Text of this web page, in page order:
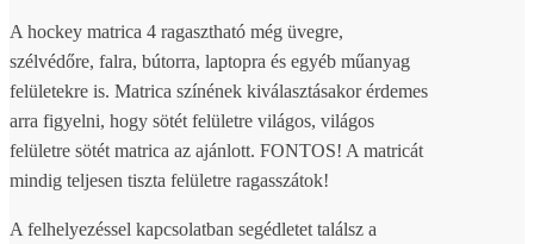
A hockey matrica 4 ragasztható még üvegre,
szélvédőre, falra, bútorra, laptopra és egyéb műanyag
felületekre is. Matrica színének kiválasztásakor érdemes
arra figyelni, hogy sötét felületre világos, világos
felületre sötét matrica az ajánlott. FONTOS! A matricát
mindig teljesen tiszta felületre ragasszátok!
A felhelyezéssel kapcsolatban segédletet találsz a